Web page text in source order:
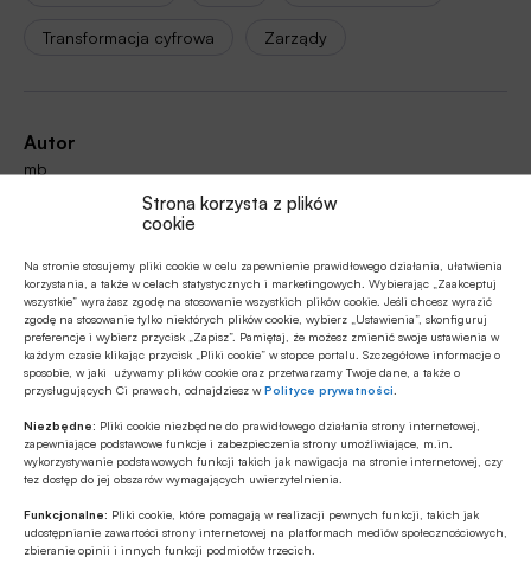
Strona korzysta z plików
cookie
Na stronie stosujemy pliki cookie w celu zapewnienie prawidłowego działania, ułatwienia
korzystania, a także w celach statystycznych i marketingowych. Wybierając „Zaakceptuj
wszystkie” wyrażasz zgodę na stosowanie wszystkich plików cookie. Jeśli chcesz wyrazić
zgodę na stosowanie tylko niektórych plików cookie, wybierz „Ustawienia”, skonfiguruj
preferencje i wybierz przycisk „Zapisz”. Pamiętaj, że możesz zmienić swoje ustawienia w
każdym czasie klikając przycisk „Pliki cookie” w stopce portalu. Szczegółowe informacje o
sposobie, w jaki używamy plików cookie oraz przetwarzamy Twoje dane, a także o
przysługujących Ci prawach, odnajdziesz wPolityce prywatności
Niezbędne: Pliki cookie niezbędne do prawidłowego działania strony internetowej,
zapewniające podstawowe funkcje i zabezpieczenia strony umożliwiające, m.in.
wykorzystywanie podstawowych funkcji takich jak nawigacja na stronie internetowej, czy
tez dostęp do jej obszarów wymagających uwierzytelnienia.
Funkcjonalne: Pliki cookie, które pomagają w realizacji pewnych funkcji, takich jak
udostępnianie zawartości strony internetowej na platformach mediów społecznościowych,
zbieranie opinii i innych funkcji podmiotów trzecich.
Transformacja cyfrowa Zarządy
Autor
mb
Źródło
BANK.pl
Polecamy
Z RYNKU FINANSOWEGO
Konieczna zmiana sposobu
finansowania potrzeb polskich sił
zbrojnych